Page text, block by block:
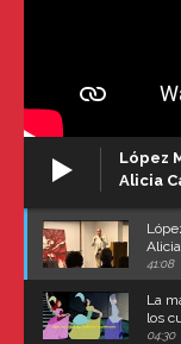
López
Alicia
Carroll
41:08
La
los
04:30